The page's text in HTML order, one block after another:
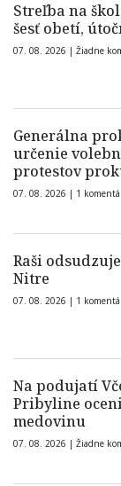
Streľba na
šesť obetí,
07. 08. 2026 | Žiadne
Generálna
určenie
protestov
07. 08. 2026 | 1
Raši
Nitre
07. 08. 2026 | 1
Na podujatí
Pribyline
medovinu
07. 08. 2026 | Žiadne